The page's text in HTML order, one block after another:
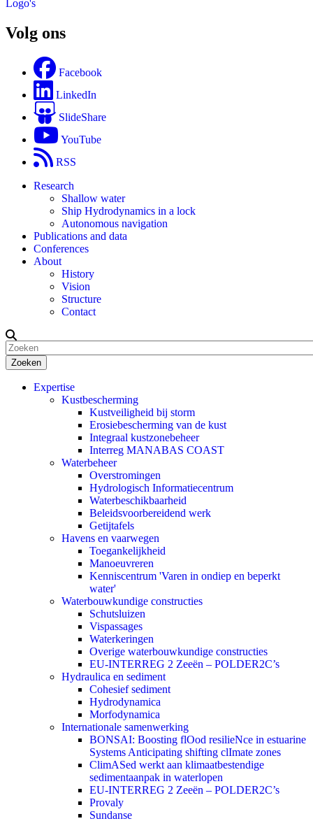
Logo's
Volg ons
Facebook
LinkedIn
SlideShare
YouTube
RSS
Research
Shallow water
Ship Hydrodynamics in a lock
Autonomous navigation
Publications and data
Conferences
About
History
Vision
Structure
Contact
Zoeken
Expertise
Kustbescherming
Kustveiligheid bij storm
Erosiebescherming van de kust
Integraal kustzonebeheer
Interreg MANABAS COAST
Waterbeheer
Overstromingen
Hydrologisch Informatiecentrum
Waterbeschikbaarheid
Beleidsvoorbereidend werk
Getijtafels
Havens en vaarwegen
Toegankelijkheid
Manoeuvreren
Kenniscentrum 'Varen in ondiep en beperkt
water'
Waterbouwkundige constructies
Schutsluizen
Vispassages
Waterkeringen
Overige waterbouwkundige constructies
EU-INTERREG 2 Zeeën – POLDER2C’s
Hydraulica en sediment
Cohesief sediment
Hydrodynamica
Morfodynamica
Internationale samenwerking
BONSAI: Boosting flOod resilieNce in estuarine
Systems Anticipating shifting clImate zones
ClimASed werkt aan klimaatbestendige
sedimentaanpak in waterlopen
EU-INTERREG 2 Zeeën – POLDER2C’s
Provaly
Sundanse